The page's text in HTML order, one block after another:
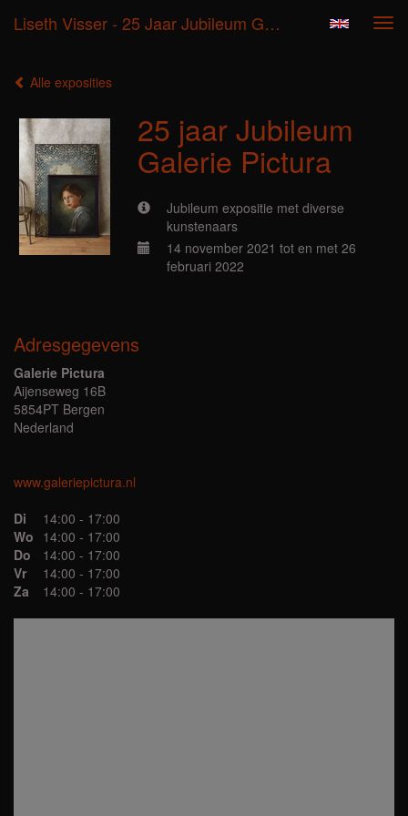
Liseth Visser - 25 Jaar Jubileum Galerie Pictura
Alle exposities
25 jaar Jubileum
Galerie Pictura
Jubileum expositie met diverse
kunstenaars
14 november 2021 tot en met 26
februari 2022
Adresgegevens
Galerie Pictura
Aijenseweg 16B
5854PT Bergen
Nederland
www.galeriepictura.nl
Di
14:00 - 17:00
Wo 14:00 - 17:00
Do
14:00 - 17:00
Vr
14:00 - 17:00
Za
14:00 - 17:00